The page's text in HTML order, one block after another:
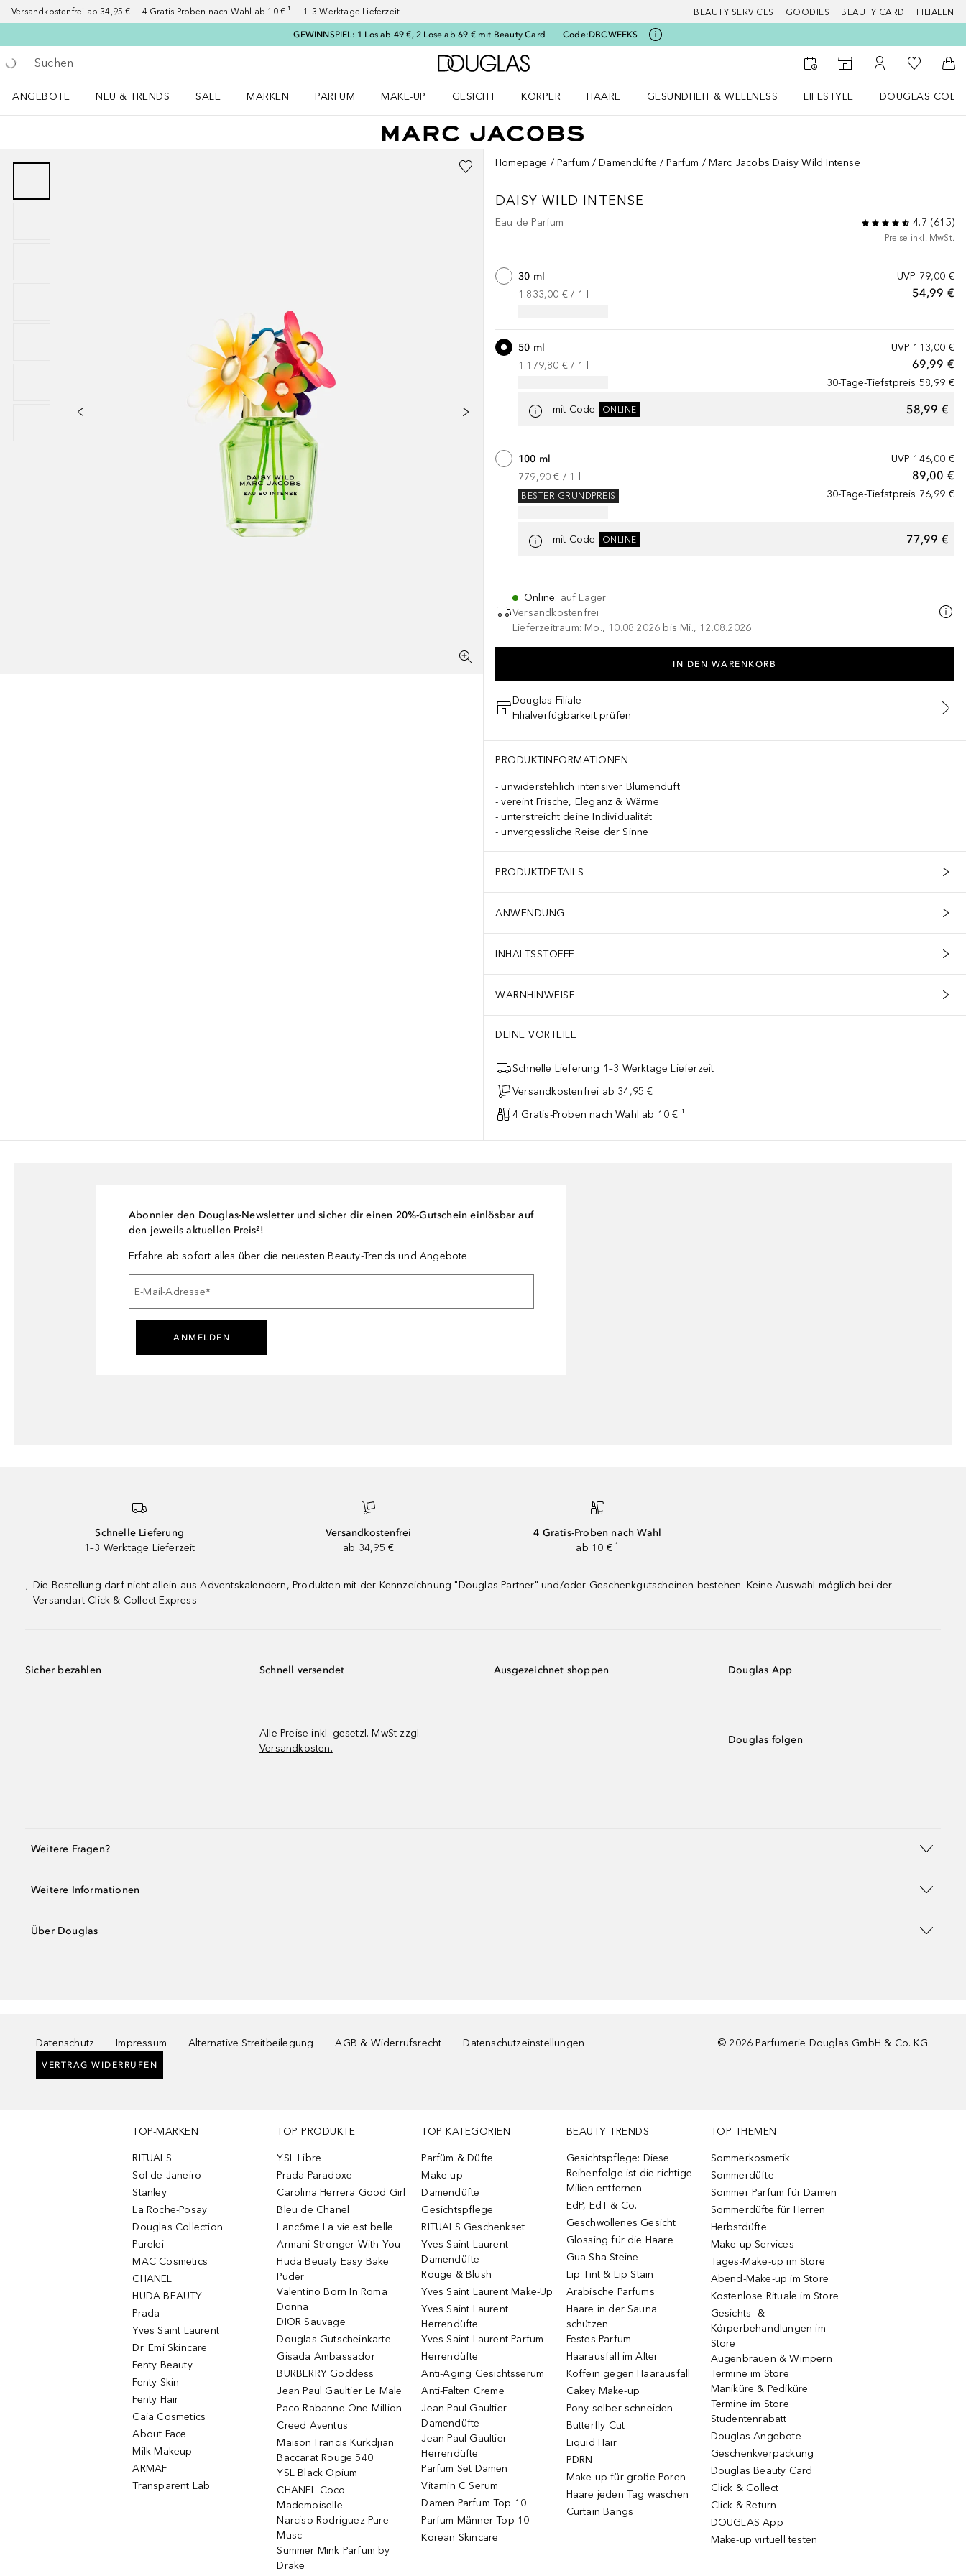
Versandkostenfrei ab 34,95 € 4 Gratis-Proben nach Wahl ab 10 € ¹ 1–3 Werktage Lieferzeit BEAUTY SERVICES GOODIES BEAUTY CARD FILIALEN
GEWINNSPIEL: 1 Los ab 49 €, 2 Lose ab 69 € mit Beauty Card Code:DBCWEEKS
Gehe zurück
Suche ausführen
Zur Douglas Startseite
Zum Storefinder
Zu Meinem
Zu Meiner
ANGEBOTE
NEU & TRENDS
SALE
MARKEN
PARFUM
MAKE-UP
GESICHT
KÖRPER
HAARE
GESUNDHEIT & WELLNESS
LIFESTYLE
DOUGLAS
Homepage Parfum Damendüfte Parfum Marc Jacobs Daisy Wild Intense
DAISY WILD INTENSE
Eau de Parfum 4.7 (615)
Preise inkl. MwSt.
UVP 79,00 €
54,99 €
30 ml
1.833,00 € / 1
UVP 113,00 €
69,99 €
30-Tage-Tiefstpreis 58,99 €
50 ml
1.179,80 € / 1
mit Code: ONLINE 58,99 €
UVP 146,00 €
89,00 €
30-Tage-Tiefstpreis 76,99 €
100 ml
779,90 € / 1
BESTER GRUNDPREIS
mit Code: ONLINE 77,99 €
Online: auf Lager
Versandkostenfrei
Lieferzeitraum: Mo., 10.08.2026 bis Mi., 12.08.2026
IN DEN WARENKORB
Douglas-Filiale
Filialverfügbarkeit prüfen
PRODUKTINFORMATIONEN
unwiderstehlich intensiver Blumenduft
vereint Frische, Eleganz & Wärme
unterstreicht deine Individualität
unvergessliche Reise der Sinne
PRODUKTDETAILS
ANWENDUNG
INHALTSSTOFFE
WARNHINWEISE
DEINE VORTEILE
Schnelle Lieferung 1–3 Werktage Lieferzeit
Versandkostenfrei ab 34,95 €
4 Gratis-Proben nach Wahl ab 10 € ¹
Abonnier den Douglas-Newsletter und sicher dir einen 20%-Gutschein einlösbar auf
den jeweils aktuellen Preis²!
Erfahre ab sofort alles über die neuesten Beauty-Trends und Angebote.
E-Mail-Adresse*
ANMELDEN
Schnelle Lieferung
1–3 Werktage Lieferzeit
Versandkostenfrei
ab 34,95 €
4 Gratis-Proben nach Wahl
ab 10 € ¹
¹
Die Bestellung darf nicht allein aus Adventskalendern, Produkten mit der Kennzeichnung "Douglas Partner" und/oder Geschenkgutscheinen bestehen. Keine Auswahl möglich bei der
Versandart Click & Collect Express
Sicher bezahlen Schnell versendet
Alle Preise inkl. gesetzl. MwSt zzgl.
Versandkosten.
Ausgezeichnet shoppen Douglas App
Douglas folgen
Weitere Fragen?
Weitere Informationen
Über Douglas
Datenschutz Impressum Alternative Streitbeilegung AGB & Widerrufsrecht Datenschutzeinstellungen
VERTRAG WIDERRUFEN
© 2026 Parfümerie Douglas GmbH & Co. KG.
TOP-MARKEN
RITUALS
Sol de Janeiro
Stanley
La Roche-Posay
Douglas Collection
Purelei
MAC Cosmetics
CHANEL
HUDA BEAUTY
Prada
Yves Saint Laurent
Dr. Emi Skincare
Fenty Beauty
Fenty Skin
Fenty Hair
Caia Cosmetics
About Face
Milk Makeup
ARMAF
Transparent Lab
TOP PRODUKTE
YSL Libre
Prada Paradoxe
Carolina Herrera Good Girl
Bleu de Chanel
Lancôme La vie est belle
Armani Stronger With You
Huda Beuaty Easy Bake
Puder
Valentino Born In Roma
Donna
DIOR Sauvage
Douglas Gutscheinkarte
Gisada Ambassador
BURBERRY Goddess
Jean Paul Gaultier Le Male
Paco Rabanne One Million
Creed Aventus
Maison Francis Kurkdjian
Baccarat Rouge 540
YSL Black Opium
CHANEL Coco
Mademoiselle
Narciso Rodriguez Pure
Musc
Summer Mink Parfum by
Drake
TOP KATEGORIEN
Parfüm & Düfte
Make-up
Damendüfte
Gesichtspflege
RITUALS Geschenkset
Yves Saint Laurent
Damendüfte
Rouge & Blush
Yves Saint Laurent Make-Up
Yves Saint Laurent
Herrendüfte
Yves Saint Laurent Parfum
Herrendüfte
Anti-Aging Gesichtsserum
Anti-Falten Creme
Jean Paul Gaultier
Damendüfte
Jean Paul Gaultier
Herrendüfte
Parfum Set Damen
Vitamin C Serum
Damen Parfum Top 10
Parfum Männer Top 10
Korean Skincare
BEAUTY TRENDS
Gesichtspflege: Diese
Reihenfolge ist die richtige
Milien entfernen
EdP, EdT & Co.
Geschwollenes Gesicht
Glossing für die Haare
Gua Sha Steine
Lip Tint & Lip Stain
Arabische Parfums
Haare in der Sauna
schützen
Festes Parfum
Haarausfall im Alter
Koffein gegen Haarausfall
Cakey Make-up
Pony selber schneiden
Butterfly Cut
Liquid Hair
PDRN
Make-up für große Poren
Haare jeden Tag waschen
Curtain Bangs
TOP THEMEN
Sommerkosmetik
Sommerdüfte
Sommer Parfum für Damen
Sommerdüfte für Herren
Herbstdüfte
Make-up-Services
Tages-Make-up im Store
Abend-Make-up im Store
Kostenlose Rituale im Store
Gesichts- &
Körperbehandlungen im
Store
Augenbrauen & Wimpern
Termine im Store
Maniküre & Pediküre
Termine im Store
Studentenrabatt
Douglas Angebote
Geschenkverpackung
Douglas Beauty Card
Click & Collect
Click & Return
DOUGLAS App
Make-up virtuell testen